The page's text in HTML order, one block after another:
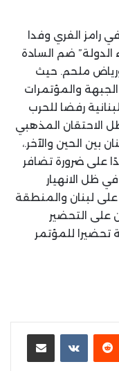
رامز الفري وفدا
الدولة” ضم السادة
ملحم. حيث
والمؤتمرات
رفضا للحرب
الاحتقان المذهبي
بين الحين والآخر.،
على ضرورة تضافر
ظل الانهيار
على لبنان والمنطقة
على التحضير
تحضيرا للمؤتمر
مشاركة عبر البريد